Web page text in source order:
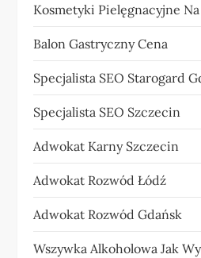
Kosmetyki Pielęgnacyjne
Balon Gastryczny Cena
Specjalista SEO Starogard
Specjalista SEO Szczecin
Adwokat Karny Szczecin
Adwokat Rozwód Łódź
Adwokat Rozwód Gdańsk
Wszywka Alkoholowa Jak